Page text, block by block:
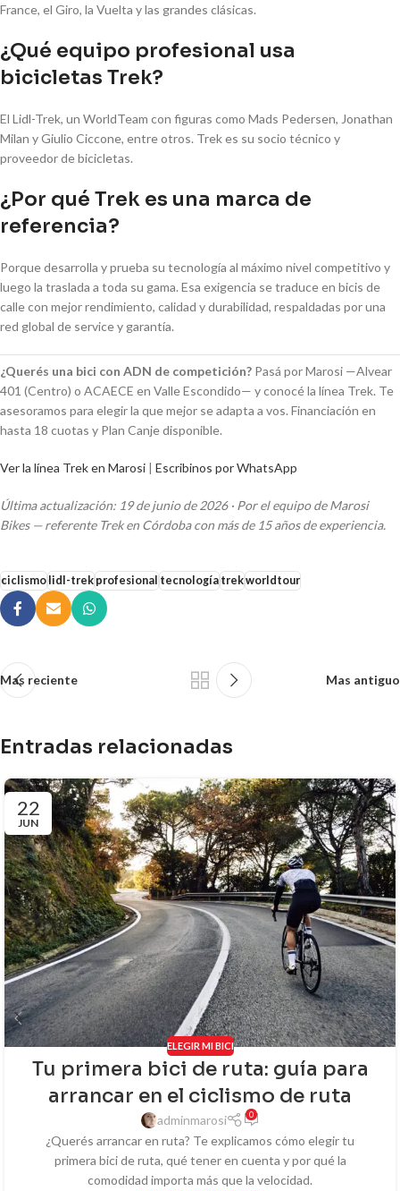
France, el Giro, la Vuelta y las grandes clásicas.
¿Qué equipo profesional usa
bicicletas Trek?
El Lidl-Trek, un WorldTeam con figuras como Mads Pedersen, Jonathan
Milan y Giulio Ciccone, entre otros. Trek es su socio técnico y
proveedor de bicicletas.
¿Por qué Trek es una marca de
referencia?
Porque desarrolla y prueba su tecnología al máximo nivel competitivo y
luego la traslada a toda su gama. Esa exigencia se traduce en bicis de
calle con mejor rendimiento, calidad y durabilidad, respaldadas por una
red global de service y garantía.
¿Querés una bici con ADN de competición? Pasá por Marosi —Alvear
401 (Centro) o ACAECE en Valle Escondido— y conocé la línea Trek. Te
asesoramos para elegir la que mejor se adapta a vos. Financiación en
hasta 18 cuotas y Plan Canje disponible.
Ver la línea Trek en Marosi | Escribinos por WhatsApp
Última actualización: 19 de junio de 2026 · Por el equipo de Marosi
Bikes — referente Trek en Córdoba con más de 15 años de experiencia.
ciclismolidl-trekprofesional tecnologíatrekworldtour
Mas reciente Mas antiguo
Entradas relacionadas
22
JUN
ELEGIR MI BICI
Tu primera bici de ruta: guía para
arrancar en el ciclismo de ruta
adminmarosi 0
¿Querés arrancar en ruta? Te explicamos cómo elegir tu
primera bici de ruta, qué tener en cuenta y por qué la
comodidad importa más que la velocidad.